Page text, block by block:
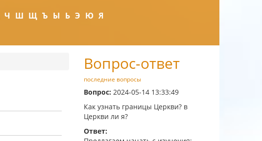
Ч Ш Щ Ъ Ы Ь Э Ю Я
Вопрос-ответ
последние вопросы
Вопрос: 2024-05-14 13:33:49
Как узнать границы Церкви? в
Церкви ли я?
Ответ: